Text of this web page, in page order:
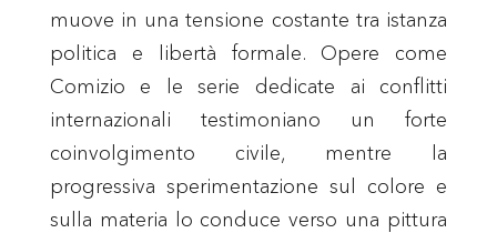
muove in una tensione costante tra istanza
politica e libertà formale. Opere come
Comizio e le serie dedicate ai conflitti
internazionali testimoniano un forte
coinvolgimento civile, mentre la
progressiva sperimentazione sul colore e
sulla materia lo conduce verso una pittura